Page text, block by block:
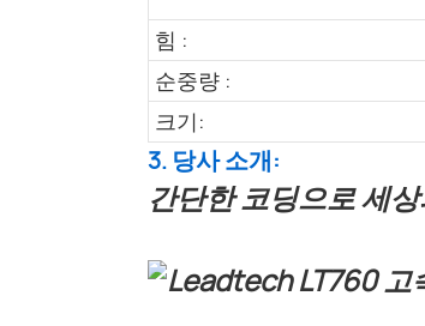
힘 :
순중량 :
크기:
3. 당사 소개:
간단한 코딩으로 세